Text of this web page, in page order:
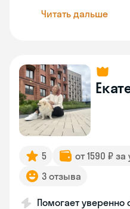
Читать дальше
5 от 1590 ₽ за
3 отзыва
Помогает